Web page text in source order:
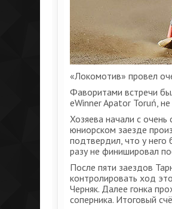
«Локомотив» провел
Фаворитами встречи
eWinner Apator Toruń,
Хозяева начали с
юниорском заезде
подтвердил, что у него
разу не финишировал
После пяти заездов
контролировать ход
Черняк. Далее гонка
соперника. Итоговый